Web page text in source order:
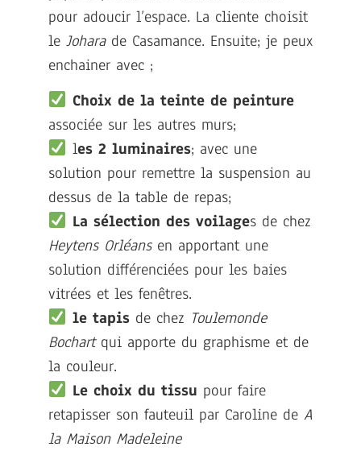
pour adoucir l’espace. La cliente choisit
le Joharade Casamance. Ensuite; je peux
enchainer avec ;
Choix de la teinte de peinture
associée sur les autres murs;
les 2 luminaires; avec une
solution pour remettre la suspension au
dessus de la table de repas;
La sélection des voilages de chez
Heytens Orléansen apportant une
solution différenciées pour les baies
vitrées et les fenêtres.
le tapisde chez Toulemonde
Bochartqui apporte du graphisme et de
la couleur.
Le choix du tissu pour faire
retapisser son fauteuil par Caroline de A
la Maison Madeleine